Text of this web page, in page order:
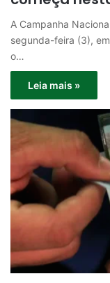
A Campanha
segunda-feira (3),
o…
Leia mais »